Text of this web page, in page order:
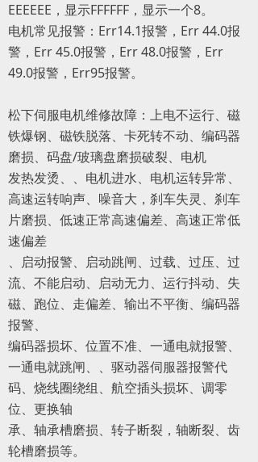
EEEEEE，显示FFFFFF，显示一个8。
电机常见报警：Err14.1报警，Err 44.0报
警，Err 45.0报警，Err 48.0报警，Err
49.0报警，Err95报警。
松下伺服电机维修故障：上电不运行、磁
铁爆钢、磁铁脱落、卡死转不动、编码器
磨损、码盘/玻璃盘磨损破裂、电机
发热发烫、、电机进水、电机运转异常、
高速运转响声、噪音大，刹车失灵、刹车
片磨损、低速正常高速偏差、高速正常低
速偏差
、启动报警、启动跳闸、过载、过压、过
流、不能启动、启动无力、运行抖动、失
磁、跑位、走偏差、输出不平衡、编码器
报警、
编码器损坏、位置不准、一通电就报警、
一通电就跳闸、、驱动器伺服器报警代
码、烧线圈绕组、航空插头损坏、调零
位、更换轴
承、轴承槽磨损、转子断裂，轴断裂、齿
轮槽磨损等。